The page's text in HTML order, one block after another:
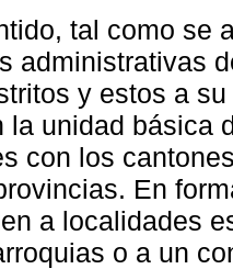
tal como se
administrativas
y estos a
la unidad básica
con los
En
a localidades
o a un